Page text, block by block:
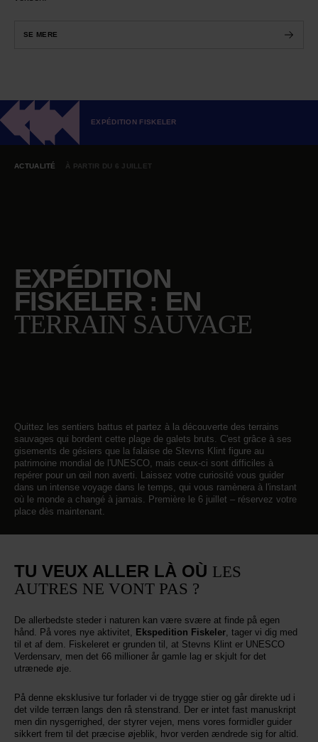
SE MERE
EXPÉDITION FISKELER
ACTUALITÉ À PARTIR DU 6 JUILLET
EXPÉDITION
FISKELER : EN
TERRAIN SAUVAGE
Quittez les sentiers battus et partez à la découverte des terrains
sauvages qui bordent cette plage de galets bruts. C'est grâce à ses
gisements de gésiers que la falaise de Stevns Klint figure au
patrimoine mondial de l'UNESCO, mais ceux-ci sont difficiles à
repérer pour un œil non averti. Laissez votre curiosité vous guider
dans un intense voyage dans le temps, qui vous ramènera à l'instant
où le monde a changé à jamais. Première le 6 juillet – réservez votre
place dès maintenant.
TU VEUX ALLER LÀ OÙ LES
AUTRES NE VONT PAS ?
De allerbedste steder i naturen kan være svære at finde på egen
hånd. På vores nye aktivitet,
Ekspedition Fiskeler , tager vi dig med
til et af dem. Fiskeleret er grunden til, at Stevns Klint er UNESCO
Verdensarv, men det 66 millioner år gamle lag er skjult for det
utrænede øje.
På denne eksklusive tur forlader vi de trygge stier og går direkte ud i
det vilde terræn langs den rå stenstrand. Der er intet fast manuskript
men din nysgerrighed, der styrer vejen, mens vores formidler guider
sikkert frem til det præcise øjeblik, hvor verden ændrede sig for altid.